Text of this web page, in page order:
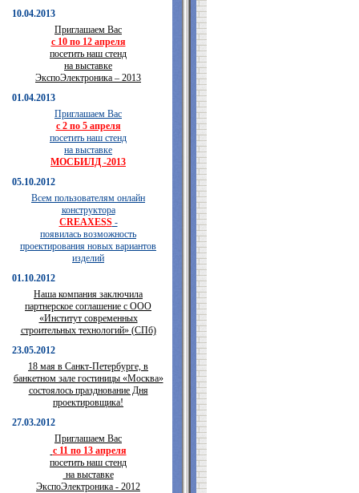
10.04.2013
Приглашаем Вас
с 10 по 12 апреля
посетить наш стенд
на выставке
ЭкспоЭлектроника – 2013
01.04.2013
Приглашаем Вас
с 2 по 5 апреля
посетить наш стенд
на выставке
МОСБИЛД -2013
05.10.2012
Всем пользователям онлайн
конструктора
CREAXESS-
появилась возможность
проектирования новых вариантов
изделий
01.10.2012
Наша компания заключила
партнерское соглашение с ООО
«Институт современных
строительных технологий» (СПб)
23.05.2012
18 мая в Санкт-Петербурге, в
банкетном зале гостиницы «Москва»
состоялось празднование Дня
проектировщика!
27.03.2012
Приглашаем Вас
с 11 по 13 апреля
посетить наш стенд
на выставке
ЭкспоЭлектроника - 2012